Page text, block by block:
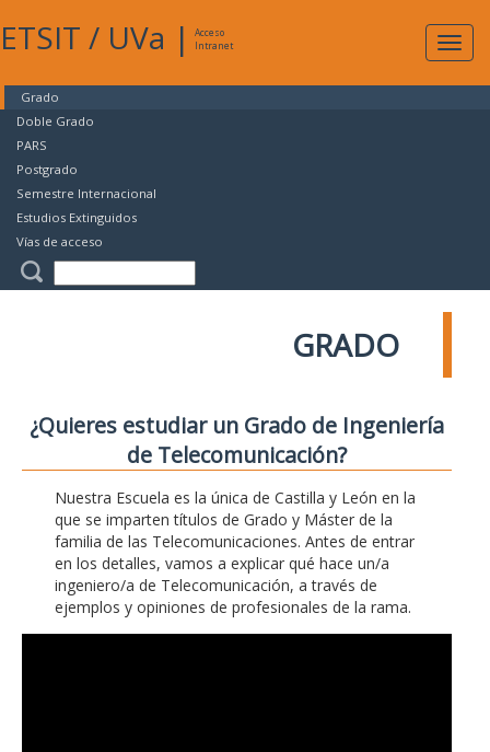
ETSIT / UVa |
Acceso
Intranet
Grado
Doble Grado
PARS
Postgrado
Semestre Internacional
Estudios Extinguidos
Vías de acceso
GRADO
¿Quieres estudiar un Grado de Ingeniería
de Telecomunicación?
Nuestra Escuela es la única de Castilla y León en la
que se imparten títulos de Grado y Máster de la
familia de las Telecomunicaciones. Antes de entrar
en los detalles, vamos a explicar qué hace un/a
ingeniero/a de Telecomunicación, a través de
ejemplos y opiniones de profesionales de la rama.